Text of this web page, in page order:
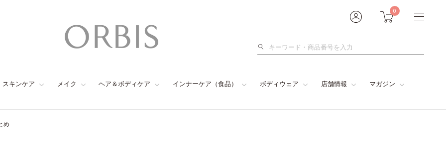
0
検
スキンケア メイク ヘア＆ボディケア インナーケア（食品） ボディウェア 店舗情報 マガジン
め